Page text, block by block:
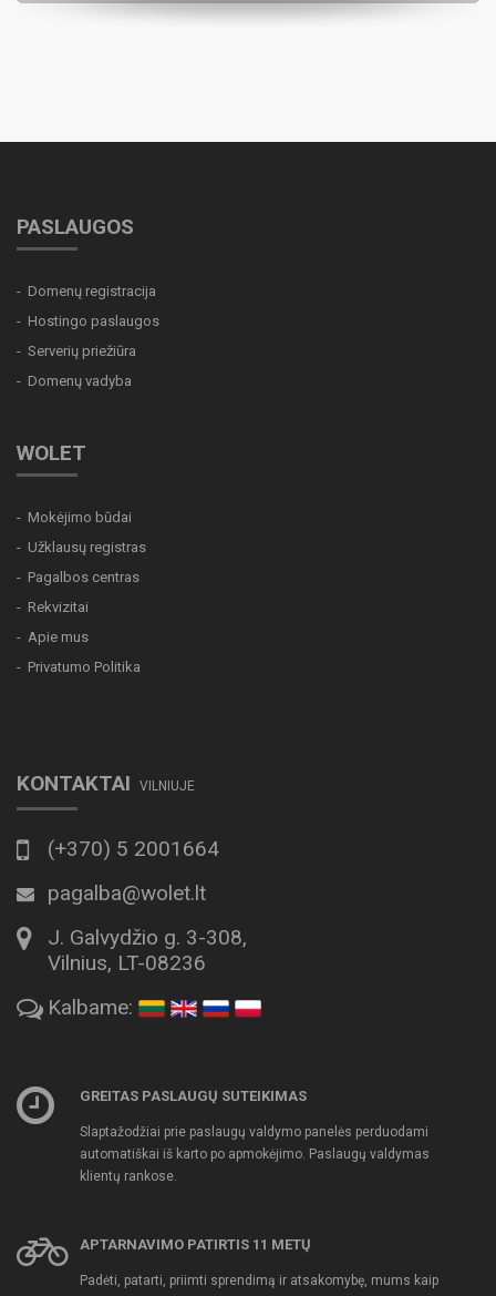
PASLAUGOS
Domenų registracija
Hostingo paslaugos
Serverių priežiūra
Domenų vadyba
WOLET
Mokėjimo būdai
Užklausų registras
Pagalbos centras
Rekvizitai
Apie mus
Privatumo Politika
KONTAKTAI VILNIUJE
(+370) 5 2001664
pagalba@wolet.lt
J. Galvydžio g. 3-308,
Vilnius, LT-08236
Kalbame:
GREITAS PASLAUGŲ SUTEIKIMAS
Slaptažodžiai prie paslaugų valdymo panelės perduodami
automatiškai iš karto po apmokėjimo. Paslaugų valdymas
klientų rankose.
APTARNAVIMO PATIRTIS 11 METŲ
Padėti, patarti, priimti sprendimą ir atsakomybę, mums kaip